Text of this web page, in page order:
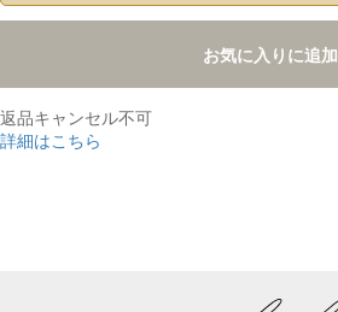
お気に入りに追加
返品キャンセル不可
詳細はこちら